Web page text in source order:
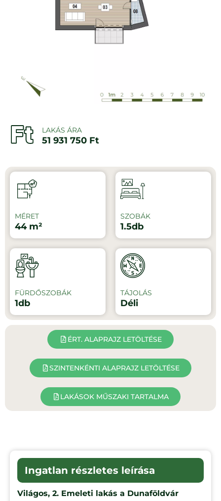
LAKÁS ÁRA
51 931 750 Ft
MÉRET
44 m²
SZOBÁK
1.5db
FÜRDŐSZOBÁK
1db
TÁJOLÁS
Déli
ÉRT. ALAPRAJZ LETÖLTÉSE
SZINTENKÉNTI ALAPRAJZ LETÖLTÉSE
LAKÁSOK MŰSZAKI TARTALMA
Ingatlan részletes leírása
Világos, 2. Emeleti lakás a Dunaföldvár